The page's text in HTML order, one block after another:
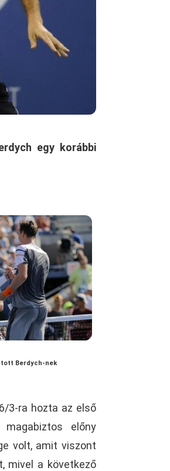
egy korábbi
Berdych-nek
3-ra hozta az első
előny
volt, amit viszont
mivel a következő